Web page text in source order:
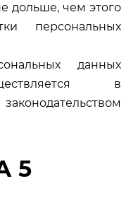
дольше, чем этого
персональных
данных
в
5